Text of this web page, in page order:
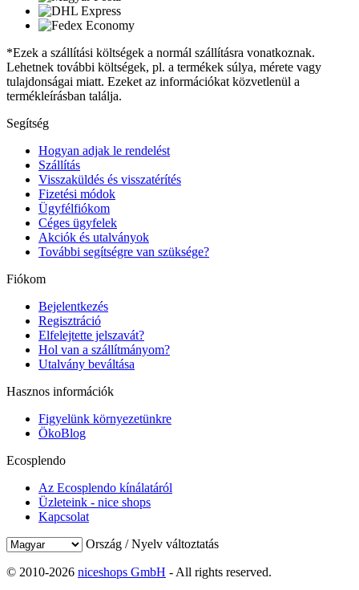
*Ezek a szállítási költségek a normál szállításra vonatkoznak.
Lehetnek további költségek, pl. a termékek súlya, mérete vagy
tulajdonságai miatt. Ezeket az információkat közvetlenül a
termékleírásban találja.
Segítség
Hogyan adjak le rendelést
Szállítás
Visszaküldés és visszatérítés
Fizetési módok
Ügyfélfiókom
Céges ügyfelek
Akciók és utalványok
További segítségre van szüksége?
Fiókom
Bejelentkezés
Regisztráció
Elfelejtette jelszavát?
Hol van a szállítmányom?
Utalvány beváltása
Hasznos információk
Figyelünk környezetünkre
ÖkoBlog
Ecosplendo
Az Ecosplendo kínálatáról
Üzleteink - nice shops
Kapcsolat
Ország / Nyelv változtatás
© 2010-2026 niceshops GmbH - All rights reserved.